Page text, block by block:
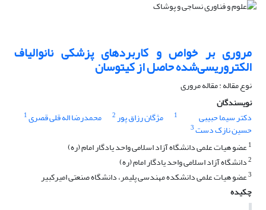
مروری بر خواص و کاربردهای پزشکی نانوالیاف
الکتروریسی‌شده حاصل از کیتوسان
نوع مقاله : مقاله مروری
نویسندگان
دکتر سیما حبیبی
1 مژگان رزاق پور2 محمدرضا اله قلی قصری1
حسین نازک دست3
1عضو هیات علمی دانشگاه آزاد اسلامی واحد یادگار امام (ره)
2دانشگاه آزاد اسلامی واحد یادگار امام (ره)
3عضو هیات علمی دانشکده مهندسی پلیمر، دانشگاه صنعتی امیرکبیر
چکیده